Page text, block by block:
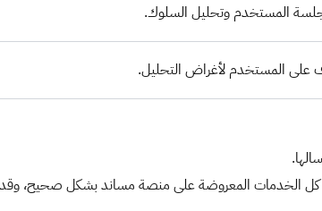
المستخدم وتحليل السلوك.
على المستخدم لأغراض التحليل.
كل الخدمات المعروضة على منصة مساند بشكل صحيح،